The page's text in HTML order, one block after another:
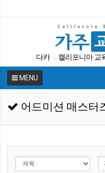
다카 캘리포니아 교
| 특별활동 ACT
MENU
어드미션 매스터